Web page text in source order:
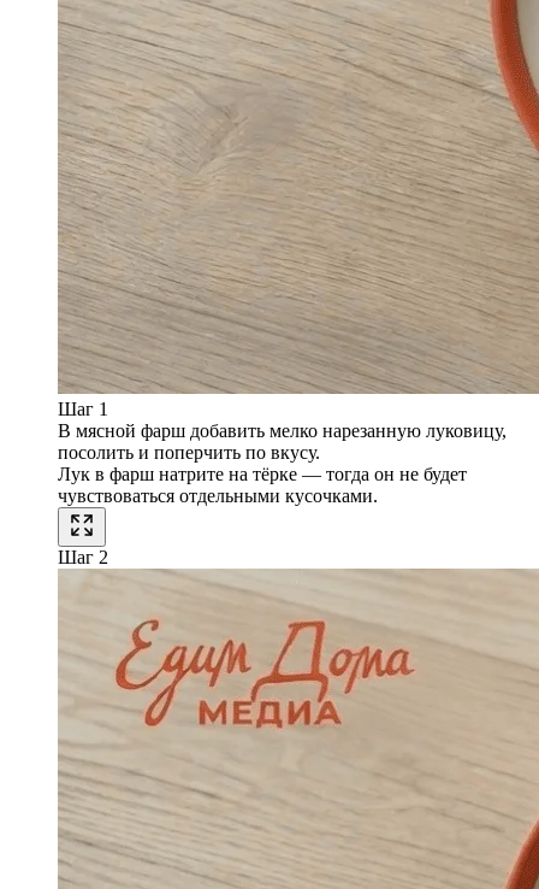
Шаг 1
В мясной фарш добавить мелко нарезанную луковицу,
посолить и поперчить по вкусу.
Лук в фарш натрите на тёрке — тогда он не будет
чувствоваться отдельными кусочками.
Шаг 2